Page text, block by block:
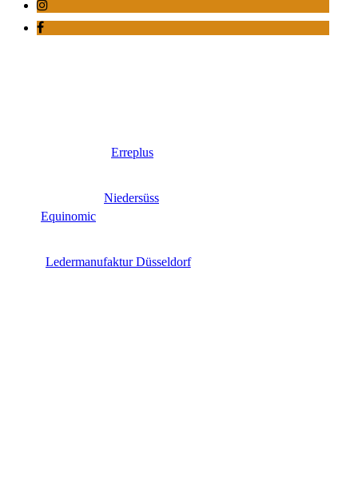
Erreplus
Niedersüss
Equinomic
Ledermanufaktur Düsseldorf